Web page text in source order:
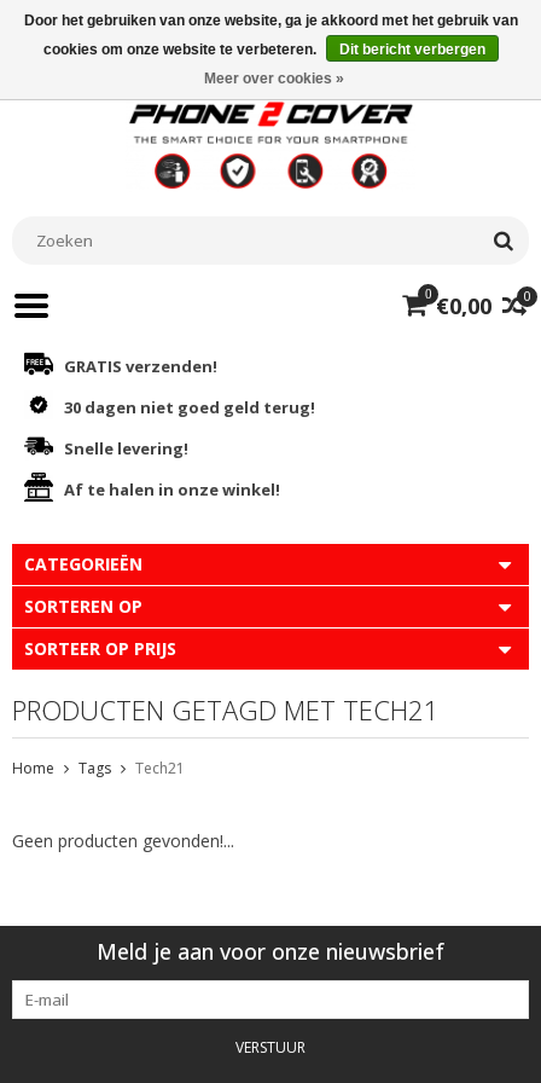
0
0 €0,00
GRATIS verzenden!
30 dagen niet goed geld terug!
Snelle levering!
Af te halen in onze winkel!
CATEGORIEËN
SORTEREN OP
SORTEER OP PRIJS
PRODUCTEN GETAGD MET TECH21
Home Tags Tech21
Geen producten gevonden!...
Meld je aan voor onze nieuwsbrief
VERSTUUR
Door het gebruiken van onze website, ga je akkoord met het gebruik van
cookies om onze website te verbeteren.
Dit bericht verbergen
Meer over cookies »